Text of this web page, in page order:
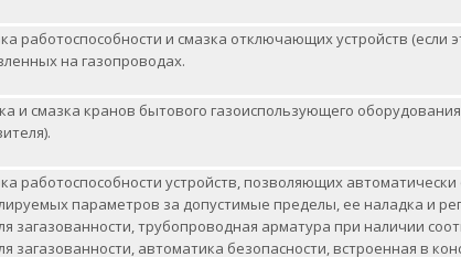
работоспособности и смазка отключающих устройств (если
на газопроводах.
и смазка кранов бытового газоиспользующего
работоспособности устройств, позволяющих
параметров за допустимые пределы, ее наладка и
загазованности, трубопроводная арматура при наличии
загазованности, автоматика безопасности, встроенная в